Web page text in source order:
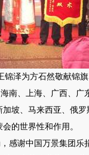
锦泽为方石然敬献锦旗
、上海、广西、广
坡、马来西亚、俄
的世界性和作用。
谢中国万景集团乐